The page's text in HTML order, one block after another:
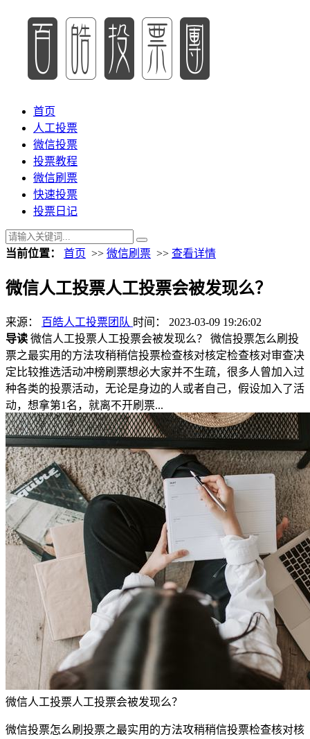
首页
人工投票
微信投票
投票教程
微信刷票
快速投票
投票日记
当前位置： 首页 >> 微信刷票 >> 查看详情
微信人工投票人工投票会被发现么？
来源： 百皓人工投票团队 时间： 2023-03-09 19:26:02
导读 微信人工投票人工投票会被发现么？ 微信投票怎么刷投
票之最实用的方法攻稍稍信投票检查核对核定检查核对审查决
定比较推选活动冲榜刷票想必大家并不生疏，很多人曾加入过
种各类的投票活动，无论是身边的人或者自己，假设加入了活
动，想拿第1名，就离不开刷票...
微信人工投票人工投票会被发现么？
微信投票怎么刷投票之最实用的方法攻稍稍信投票检查核对核